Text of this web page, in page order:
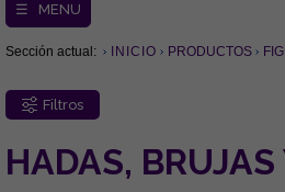
☰ MENU
Sección actual: INICIO PRODUCTOS
Filtros
HADAS,